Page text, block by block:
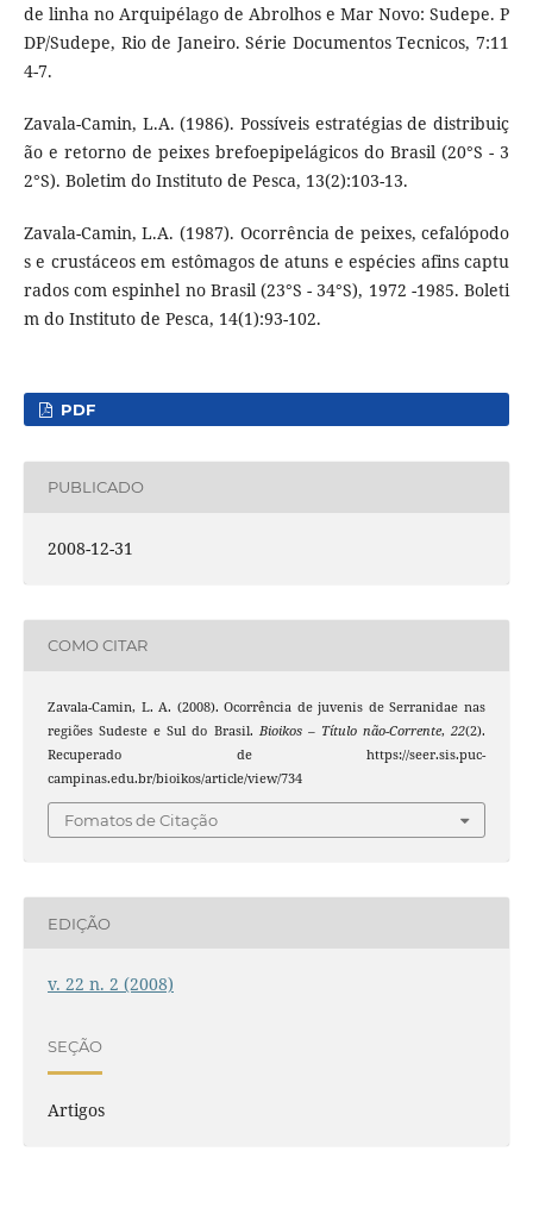
de linha no Arquipélago de Abrolhos e Mar Novo: Sudepe. P
DP/Sudepe, Rio de Janeiro. Série Documentos Tecnicos, 7:11
4-7.
Zavala-Camin, L.A. (1986). Possíveis estratégias de distribuiç
ão e retorno de peixes brefoepipelágicos do Brasil (20°S - 3
2°S). Boletim do Instituto de Pesca, 13(2):103-13.
Zavala-Camin, L.A. (1987). Ocorrência de peixes, cefalópodo
s e crustáceos em estômagos de atuns e espécies afins captu
rados com espinhel no Brasil (23°S - 34°S), 1972 -1985. Boleti
m do Instituto de Pesca, 14(1):93-102.
PDF
PUBLICADO
2008-12-31
COMO CITAR
Zavala-Camin, L. A. (2008). Ocorrência de juvenis de Serranidae nas
regiões Sudeste e Sul do Brasil. Bioikos – Título não-Corrente,22(2).
Recuperado de https://seer.sis.puc-
campinas.edu.br/bioikos/article/view/734
Fomatos de Citação
EDIÇÃO
v. 22 n. 2 (2008)
SEÇÃO
Artigos